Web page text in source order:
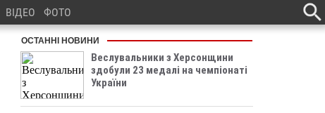
ВІДЕО ФОТО
ОСТАННІ НОВИНИ
Веслувальники з Херсонщини
здобули 23 медалі на чемпіонаті
України